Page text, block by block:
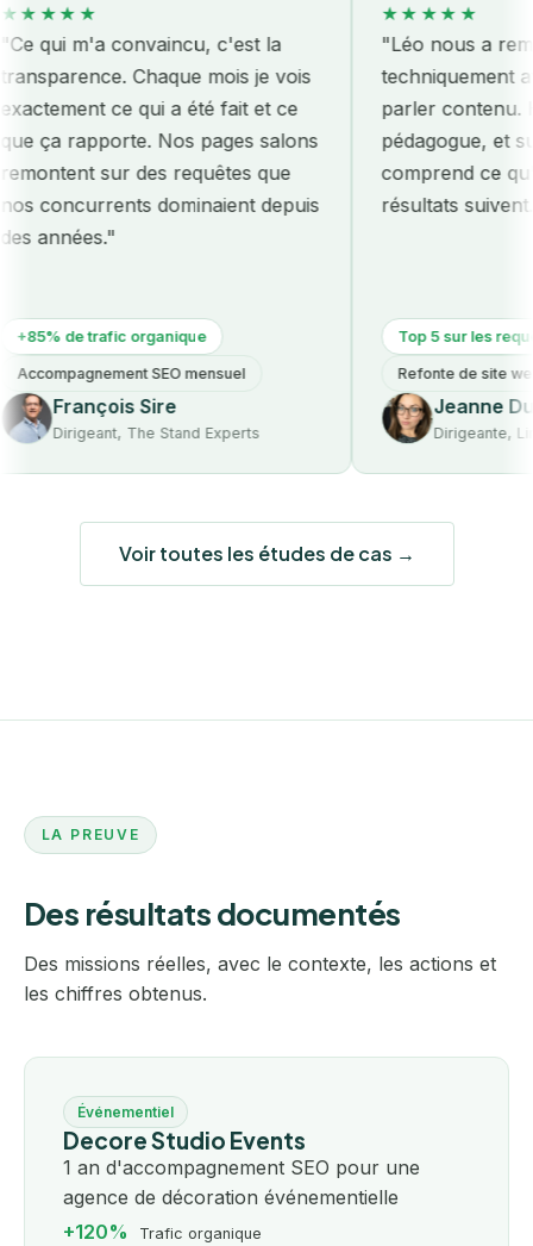
m'a convaincu, c'est la
Chaque mois je vois
ce qui a été fait et ce
rapporte. Nos pages salons
sur des requêtes que
dominaient depuis
de trafic organique
SEO mensuel
François Sire
Dirigeant, The Stand Experts
★★★★★
"Léo nous a remis le
techniquement avant
parler contenu.
pédagogue, et
comprend ce qu'on
résultats suivent."
Top 5 sur les requêtes
Refonte de site web
Jeanne
Dirigeante, Lime &
Voir toutes les études de cas →
LA PREUVE
Des résultats documentés
Des missions réelles, avec le contexte, les actions et
les chiffres obtenus.
Événementiel
Decore Studio Events
1 an d'accompagnement SEO pour une
agence de décoration événementielle
+120%
Trafic organique